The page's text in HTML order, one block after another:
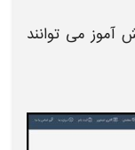
می توانند